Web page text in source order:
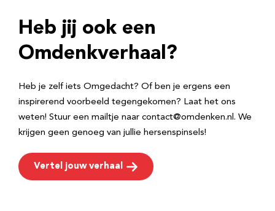
r
e
Heb jij ook een
Omdenkverhaal?
Heb je zelf iets Omgedacht? Of ben je ergens een
inspirerend voorbeeld tegengekomen? Laat het ons
weten! Stuur een mailtje naar contact@omdenken.nl. We
krijgen geen genoeg van jullie hersenspinsels!
Vertel jouw verhaal